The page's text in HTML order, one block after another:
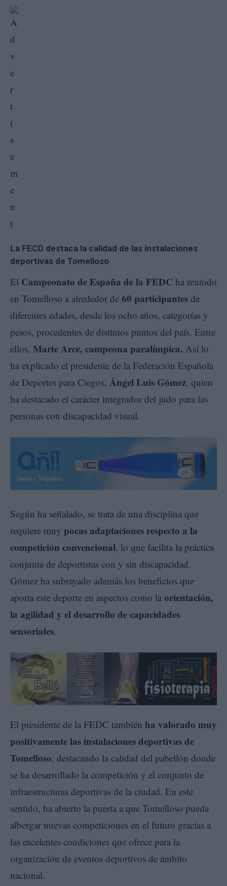
La FECD destaca la calidad de las instalaciones
deportivas de Tomelloso
El Campeonato de España de la FEDC ha reunido
en Tomelloso a alrededor de 60 participantes de
diferentes edades, desde los ocho años, categorías y
pesos, procedentes de distintos puntos del país. Entre
ellos, Marte Arce, campeona paralímpica. Así lo
ha explicado el presidente de la Federación Española
de Deportes para Ciegos, Ángel Luis Gómez, quien
ha destacado el carácter integrador del judo para las
personas con discapacidad visual.
Según ha señalado, se trata de una disciplina que
requiere muy pocas adaptaciones respecto a la
competición convencional, lo que facilita la práctica
conjunta de deportistas con y sin discapacidad.
Gómez ha subrayado además los beneficios que
aporta este deporte en aspectos como la orientación,
la agilidad y el desarrollo de capacidades
sensoriales.
El presidente de la FEDC también ha valorado muy
positivamente las instalaciones deportivas de
Tomelloso, destacando la calidad del pabellón donde
se ha desarrollado la competición y el conjunto de
infraestructuras deportivas de la ciudad. En este
sentido, ha abierto la puerta a que Tomelloso pueda
albergar nuevas competiciones en el futuro gracias a
las excelentes condiciones que ofrece para la
organización de eventos deportivos de ámbito
nacional.